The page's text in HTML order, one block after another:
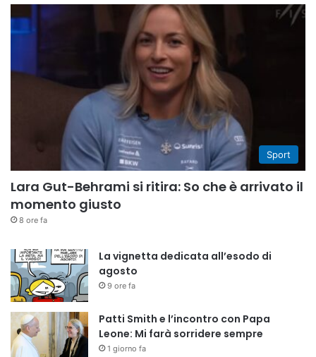
Sport
Lara Gut-Behrami si ritira: So che è arrivato il
momento giusto
8 ore fa
La vignetta dedicata all’esodo di
agosto
9 ore fa
Patti Smith e l’incontro con Papa
Leone: Mi farà sorridere sempre
1 giorno fa